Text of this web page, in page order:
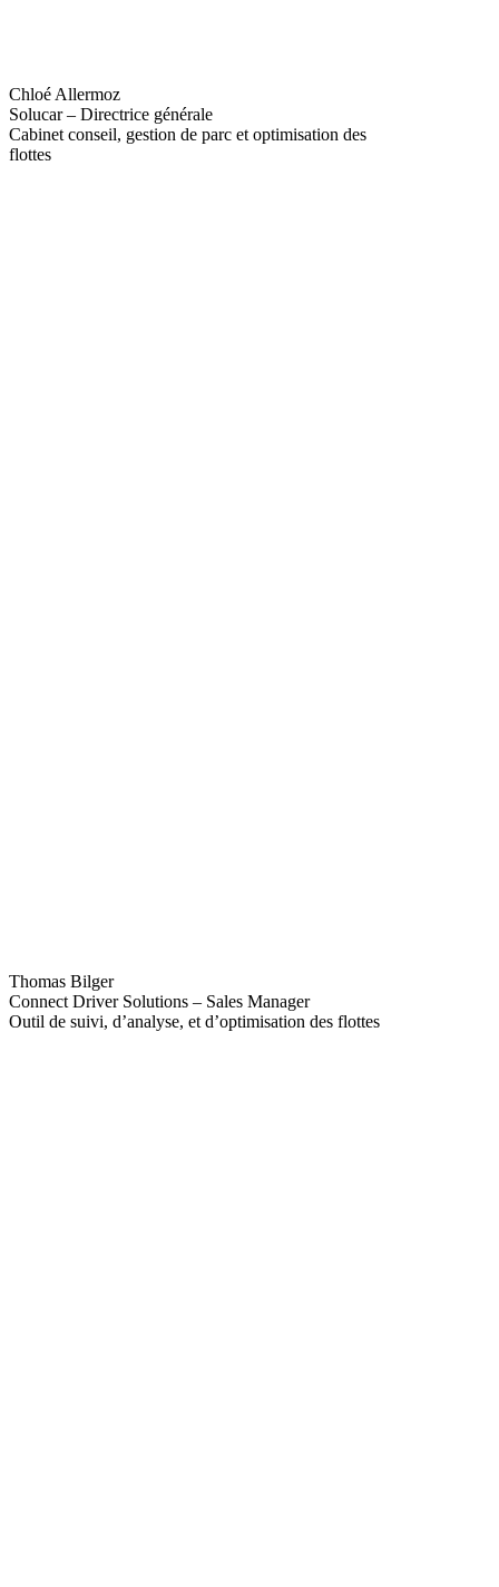
Chloé Allermoz
Solucar – Directrice générale
Cabinet conseil, gestion de parc et optimisation des
flottes
Thomas Bilger
Connect Driver Solutions – Sales Manager
Outil de suivi, d’analyse, et d’optimisation des flottes